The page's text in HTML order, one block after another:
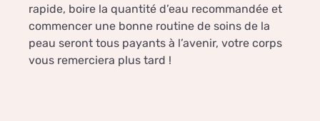
rapide, boire la quantité d’eau recommandée et
commencer une bonne routine de soins de la
peau seront tous payants à l’avenir, votre corps
vous remerciera plus tard !